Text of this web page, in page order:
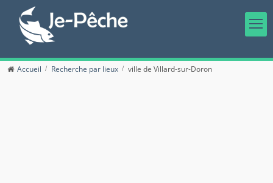
Accueil Recherche par lieux ville de Villard-sur-Doron